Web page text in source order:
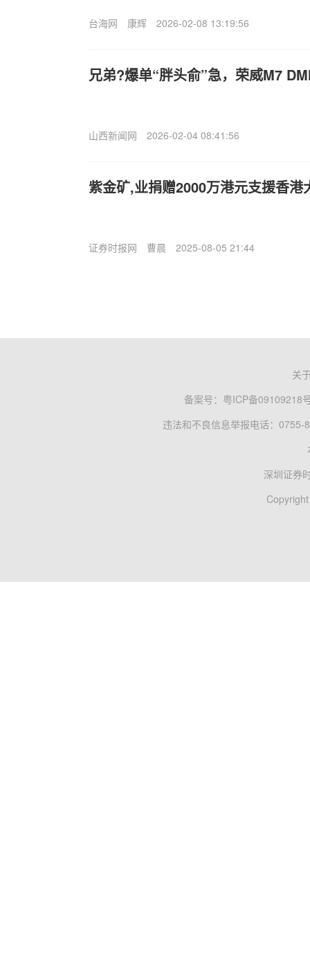
台海网 康辉 2026-02-08 13:19:56
兄弟?爆单“胖头俞”急，荣威M7
山西新闻网 2026-02-04 08:41:56
紫金矿,业捐赠2000万港元支援香港
证券时报网 曹晨 2025-08-05 21:44
关
备案号： 粤ICP备09109218
违法和不良信息举报电话：0755-
深圳证券